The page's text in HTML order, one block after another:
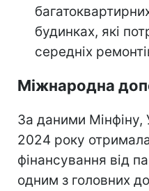
будинках, які
середніх
Міжнародна
За даними Мінфіну,
2024 року
фінансування від
одним з головних